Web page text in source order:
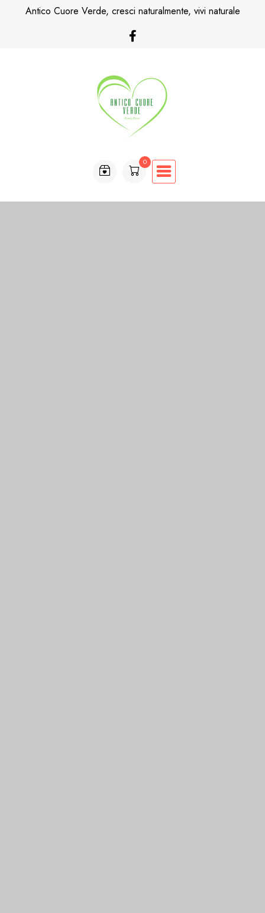
Antico Cuore Verde, cresci naturalmente, vivi naturale
0